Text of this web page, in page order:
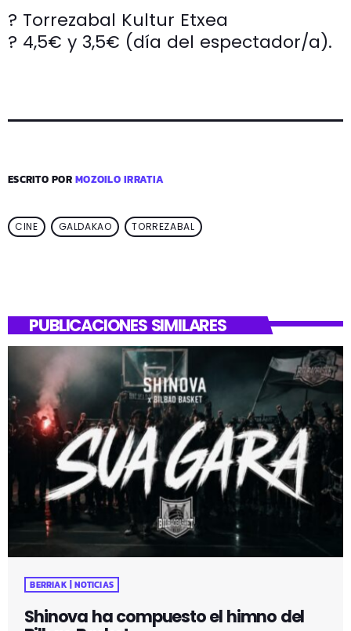
? Torrezabal Kultur Etxea
? 4,5€ y 3,5€ (día del espectador/a).
ESCRITO PORMOZOILO IRRATIA
CINE GALDAKAO TORREZABAL
PUBLICACIONES SIMILARES
BERRIAK | NOTICIAS
Shinova ha compuesto el himno del